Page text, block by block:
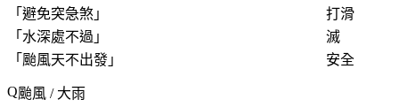
「 避免突急煞 」
打滑
「 水深處不過 」
滅
「 颱風天不出發 」 安全
颱風 / 大雨